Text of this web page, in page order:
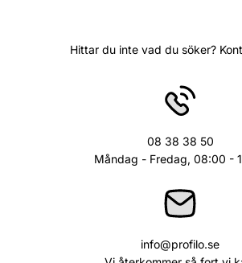
Hittar du inte vad du söker?
08 38 38 50
Måndag - Fredag, 08:00 -
info@profilo.se